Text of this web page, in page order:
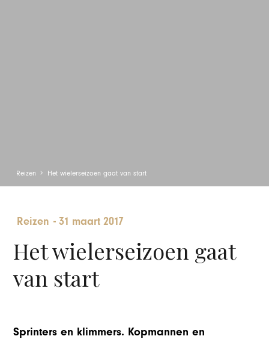
Reizen Het wielerseizoen gaat van start
Reizen -31 maart 2017
Het wielerseizoen gaat
van start
Sprinters en klimmers. Kopmannen en